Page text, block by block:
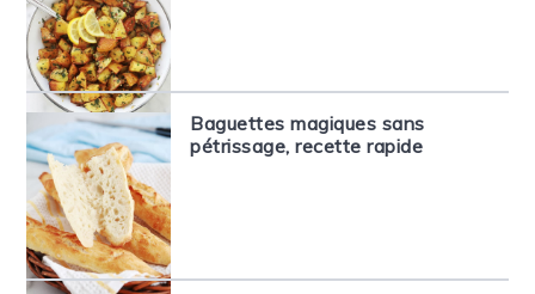
Baguettes magiques sans
pétrissage, recette rapide